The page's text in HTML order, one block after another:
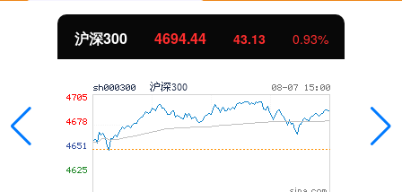
沪深300 4694.44 43.13 0.93%